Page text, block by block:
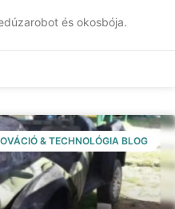
és okosbója.
& TECHNOLÓGIA BLOG